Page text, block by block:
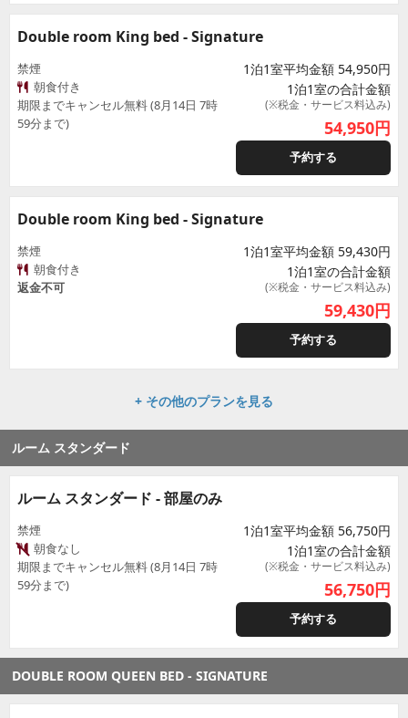
Double room King bed - Signature
禁煙
朝食付き
期限までキャンセル無料 (8月14日 7時
59分まで)
1泊1室平均金額 54,950円
1泊1室の合計金額
(※税金・サービス料込み)
54,950円
予約する
Double room King bed - Signature
禁煙
朝食付き
返金不可
1泊1室平均金額 59,430円
1泊1室の合計金額
(※税金・サービス料込み)
59,430円
予約する
+ その他のプランを見る
ルーム スタンダード
ルーム スタンダード - 部屋のみ
禁煙
朝食なし
期限までキャンセル無料 (8月14日 7時
59分まで)
1泊1室平均金額 56,750円
1泊1室の合計金額
(※税金・サービス料込み)
56,750円
予約する
DOUBLE ROOM QUEEN BED - SIGNATURE